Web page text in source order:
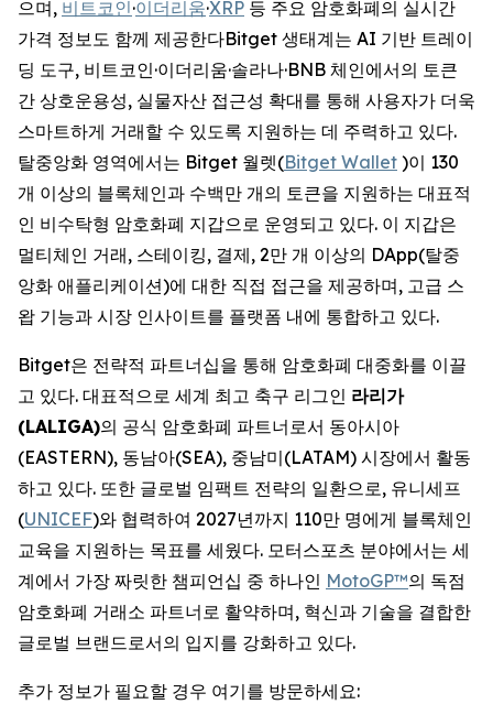
으며, 비트코인·이더리움·XRP 등 주요 암호화폐의 실시간
가격 정보도 함께 제공한다Bitget 생태계는 AI 기반 트레이
딩 도구, 비트코인·이더리움·솔라나·BNB 체인에서의 토큰
간 상호운용성, 실물자산 접근성 확대를 통해 사용자가 더욱
스마트하게 거래할 수 있도록 지원하는 데 주력하고 있다.
탈중앙화 영역에서는 Bitget 월렛(Bitget Wallet )이 130
개 이상의 블록체인과 수백만 개의 토큰을 지원하는 대표적
인 비수탁형 암호화폐 지갑으로 운영되고 있다. 이 지갑은
멀티체인 거래, 스테이킹, 결제, 2만 개 이상의 DApp(탈중
앙화 애플리케이션)에 대한 직접 접근을 제공하며, 고급 스
왑 기능과 시장 인사이트를 플랫폼 내에 통합하고 있다.
Bitget은 전략적 파트너십을 통해 암호화폐 대중화를 이끌
고 있다. 대표적으로 세계 최고 축구 리그인 라리가
(LALIGA)의 공식 암호화폐 파트너로서 동아시아
(EASTERN), 동남아(SEA), 중남미(LATAM) 시장에서 활동
하고 있다. 또한 글로벌 임팩트 전략의 일환으로, 유니세프
(UNICEF)와 협력하여 2027년까지 110만 명에게 블록체인
교육을 지원하는 목표를 세웠다. 모터스포츠 분야에서는 세
계에서 가장 짜릿한 챔피언십 중 하나인 MotoGP™의 독점
암호화폐 거래소 파트너로 활약하며, 혁신과 기술을 결합한
글로벌 브랜드로서의 입지를 강화하고 있다.
추가 정보가 필요할 경우 여기를 방문하세요: